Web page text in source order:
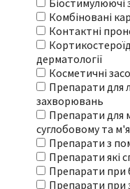
Біостимулюючі
Комбіновані
Контактні
дерматології
Косметичні
Препарати для
захворювань
Препарати для
суглобовому та
Препарати з
Препарати які
Препарати при
Препарати при